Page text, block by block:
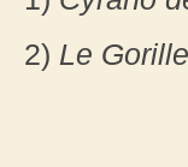
2) Le Gorille